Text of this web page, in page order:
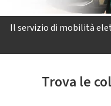
Il servizio di mobilità
Trova le